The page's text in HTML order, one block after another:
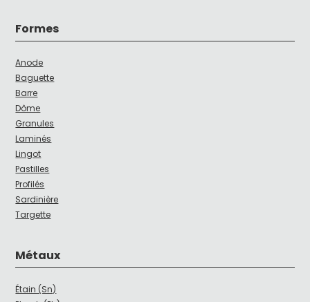
Formes
Anode
Baguette
Barre
Dôme
Granules
Laminés
Lingot
Pastilles
Profilés
Sardinière
Targette
Métaux
Étain (Sn)